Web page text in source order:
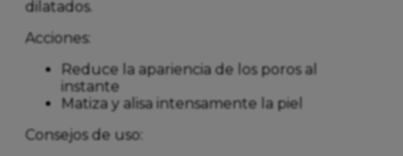
dilatados.
Acciones:
Reduce la apariencia de los poros al
instante
Matiza y alisa intensamente la piel
Consejos de uso: